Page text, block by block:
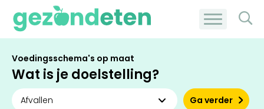
Voedingsschema's op maat
Wat is je doelstelling?
Ga verder